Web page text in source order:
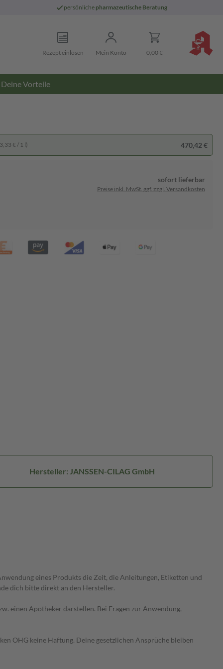
persönliche pharmazeutische Beratung
Rezept einlösen Mein Konto 0,00 €
Deine Vorteile
€ / 1 l) 470,42 €
sofort lieferbar
Preise inkl. MwSt. ggf. zzgl. Versandkosten
Hersteller: JANSSEN-CILAG GmbH
eines Produkts die Zeit, die Anleitungen, Etiketten und
dich bitte direkt an den Hersteller.
einen Apotheker darstellen. Bei Fragen zur Anwendung,
OHG keine Haftung. Deine gesetzlichen Ansprüche bleiben